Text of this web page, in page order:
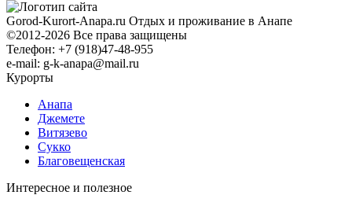
Gorod-Kurort-Anapa.ru Отдых и проживание в Анапе
©2012-2026 Все права защищены
Телефон: +7 (918)47-48-955
e-mail: g-k-anapa@mail.ru
Курорты
Анапа
Джемете
Витязево
Сукко
Благовещенская
Интересное и полезное